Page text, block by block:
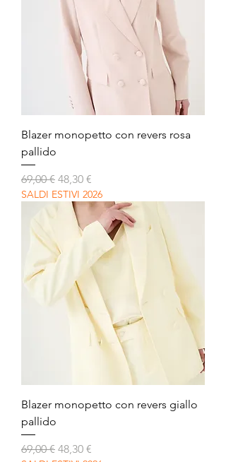
Blazer monopetto con revers rosa
pallido
Prezzo regolare
69,00 € Prezzo scontato
48,30 €
SALDI ESTIVI 2026
Blazer monopetto con revers giallo
pallido
Prezzo regolare
69,00 € Prezzo scontato
48,30 €